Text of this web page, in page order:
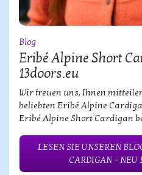
Blog
Eribé Alpine Short
13doors.eu
Wir freuen uns, Ihnen
beliebten Eribé Alpine
Eribé Alpine Short Cardigan
LESEN SIE UNSEREN
CARDIGAN – NEU